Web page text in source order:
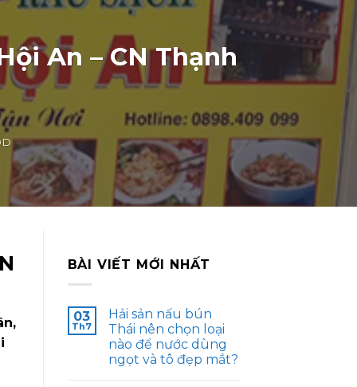
An – CN Thạnh
BÀI VIẾT MỚI NHẤT
03
Th7
Hải sản nấu bún
Thái nên chọn loại
nào để nước dùng
ngọt và tô đẹp mắt?